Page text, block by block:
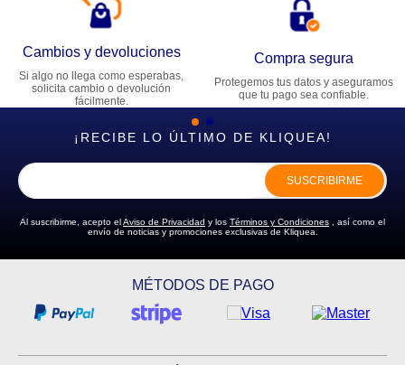
Cambios y devoluciones
Si algo no llega como esperabas,
solicita cambio o devolución
fácilmente.
Compra segura
Protegemos tus datos y aseguramos
que tu pago sea confiable.
¡RECIBE LO ÚLTIMO DE KLIQUEA!
SUSCRIBIRME
Al suscribirme, acepto el Aviso de Privacidad y los Términos y Condiciones , así como el
envío de noticias y promociones exclusivas de Kliquea.
MÉTODOS DE PAGO